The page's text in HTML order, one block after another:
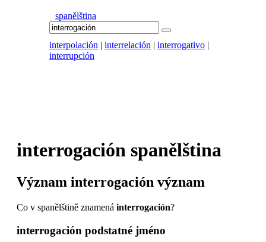
spanělština
interpolación | interrelación | interrogativo |
interrupción
interrogación spanělština
Význam interrogación význam
Co v spanělštině znamená interrogación?
interrogación podstatné jméno